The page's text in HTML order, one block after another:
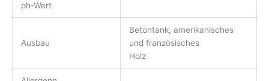
ph-Wert
Ausbau
Betontank, amerikanisches
und französisches
Holz